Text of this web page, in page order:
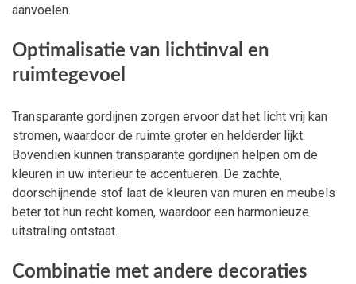
aanvoelen.
Optimalisatie van lichtinval en
ruimtegevoel
Transparante gordijnen zorgen ervoor dat het licht vrij kan
stromen, waardoor de ruimte groter en helderder lijkt.
Bovendien kunnen transparante gordijnen helpen om de
kleuren in uw interieur te accentueren. De zachte,
doorschijnende stof laat de kleuren van muren en meubels
beter tot hun recht komen, waardoor een harmonieuze
uitstraling ontstaat.
Combinatie met andere decoraties